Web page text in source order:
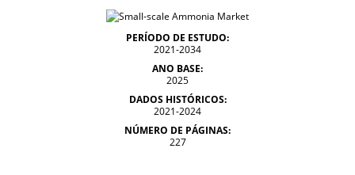
PERÍODO DE ESTUDO:
2021-2034
ANO BASE:
2025
DADOS HISTÓRICOS:
2021-2024
NÚMERO DE PÁGINAS:
227